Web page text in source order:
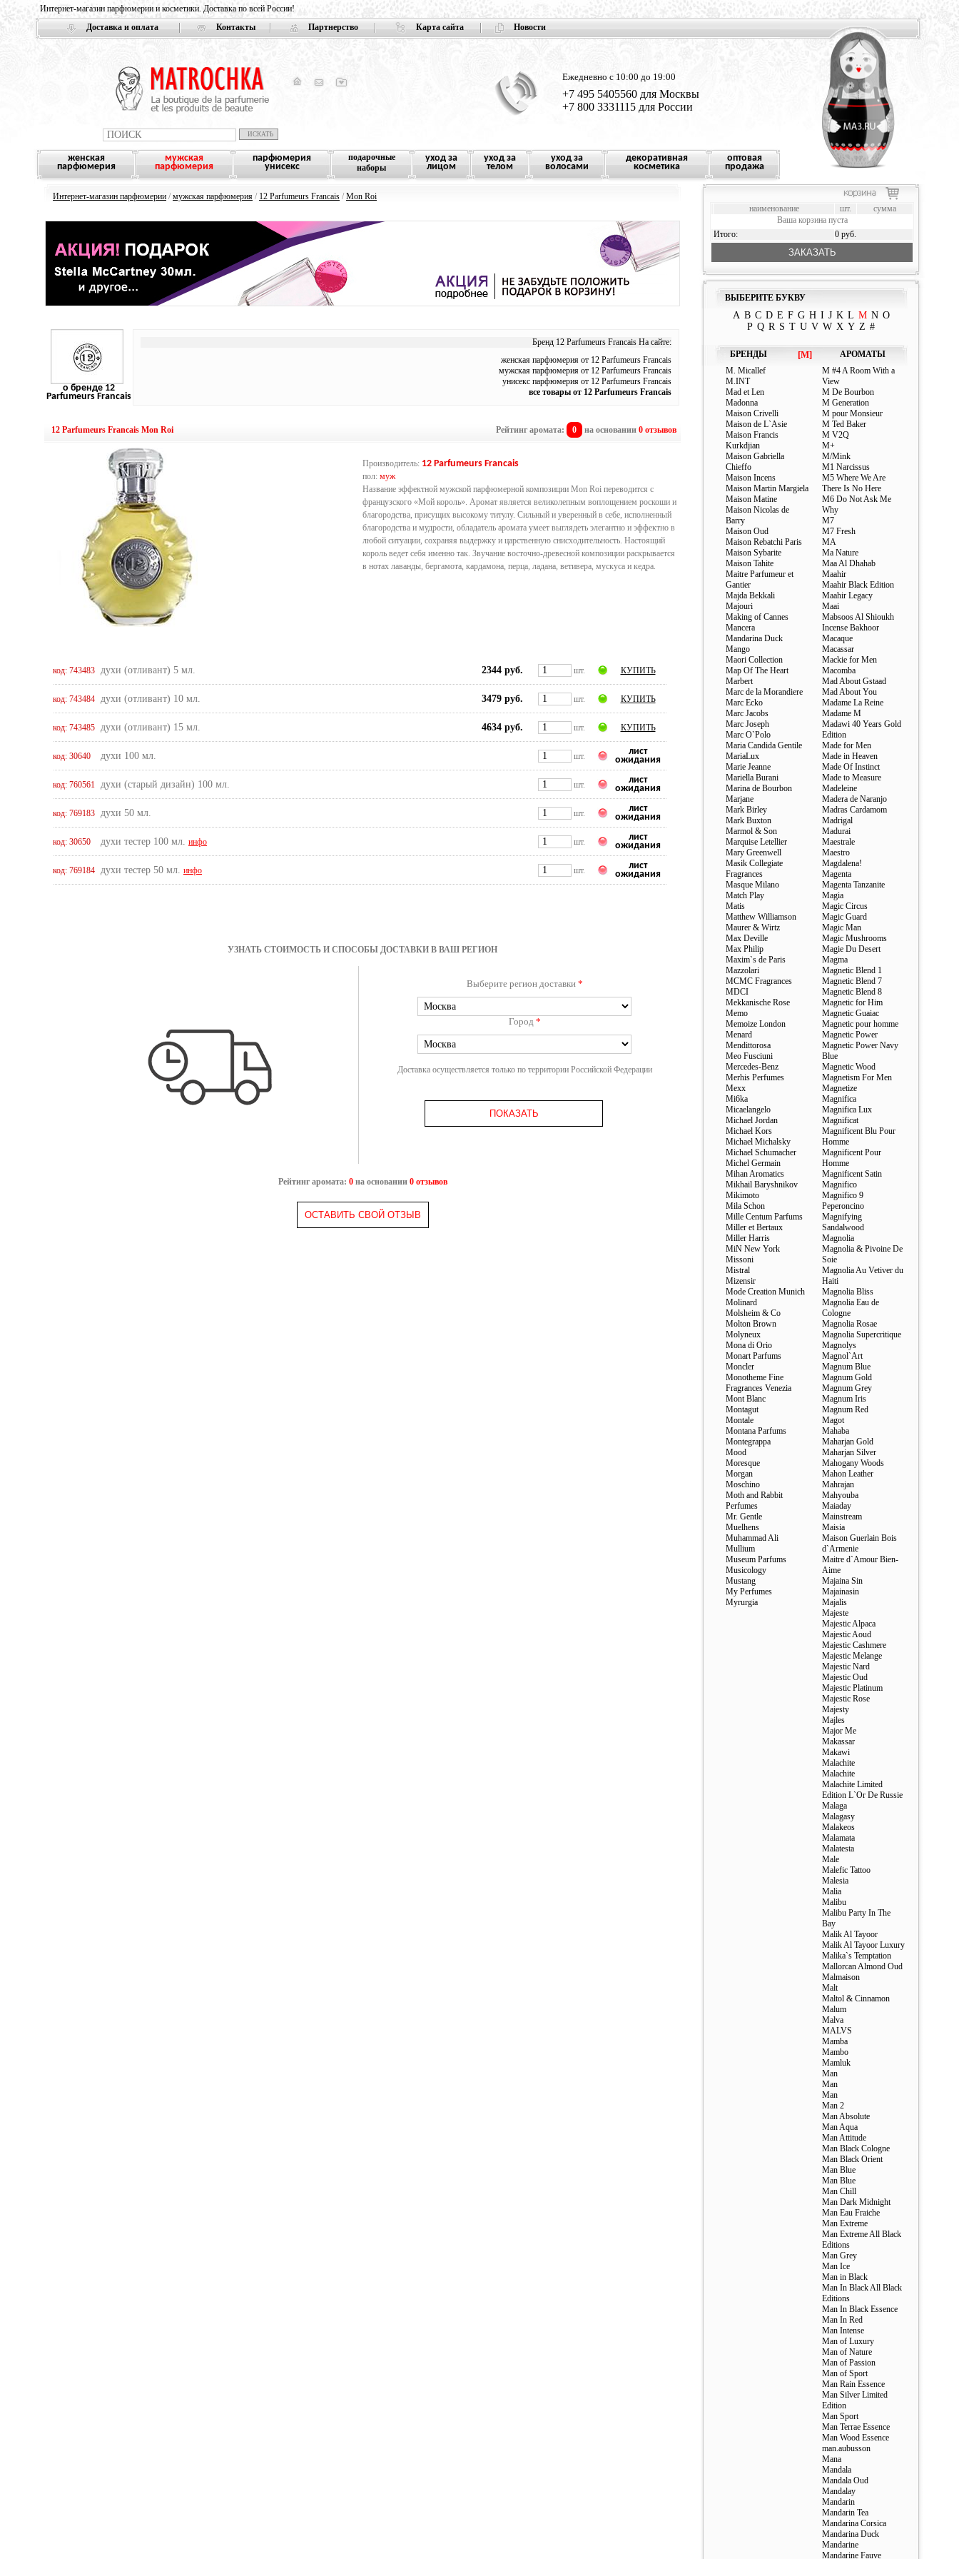
Интернет-магазин парфюмерии и косметики. Доставка по всей России!
Доставка и оплата
Контакты Партнерство Карта сайта Новости
Ежедневно с 10:00 до 19:00
+7 495 5405560 для Москвы
+7 800 3331115 для России
женская
парфюмерия
мужская
парфюмерия
парфюмерия
унисекс
подарочные
наборы
уход за
лицом
уход за
телом
уход за
волосами
декоративная
косметика
оптовая
продажа
Интернет-магазин парфюмерии /мужская парфюмерия / 12 Parfumeurs Francais /Mon Roi
о бренде 12
Parfumeurs Francais
Бренд 12 Parfumeurs Francais На сайте:
женская парфюмерия от 12 Parfumeurs Francais
мужская парфюмерия от 12 Parfumeurs Francais
унисекс парфюмерия от 12 Parfumeurs Francais
все товары от 12 Parfumeurs Francais
12 Parfumeurs Francais Mon Roi Рейтинг аромата: 0 на основании 0 отзывов
Производитель: 12 Parfumeurs Francais
пол: муж
Название эффектной мужской парфюмерной композиции Mon Roi переводится с
французского «Мой король». Аромат является великолепным воплощением роскоши и
благородства, присущих высокому титулу. Сильный и уверенный в себе, исполненный
благородства и мудрости, обладатель аромата умеет выглядеть элегантно и эффектно в
любой ситуации, сохраняя выдержку и царственную снисходительность. Настоящий
король ведет себя именно так. Звучание восточно-древесной композиции раскрывается
в нотах лаванды, бергамота, кардамона, перца, ладана, ветивера, мускуса и кедра.
код: 743483 духи (отливант) 5 мл. 2344 руб. шт. КУПИТЬ
код: 743484 духи (отливант) 10 мл. 3479 руб. шт. КУПИТЬ
код: 743485 духи (отливант) 15 мл. 4634 руб. шт. КУПИТЬ
код: 30640 духи 100 мл. шт.
лист
ожидания
код: 760561 духи (старый дизайн) 100 мл. шт.
лист
ожидания
код: 769183 духи 50 мл. шт.
лист
ожидания
код: 30650 духи тестер 100 мл. инфо шт.
лист
ожидания
код: 769184 духи тестер 50 мл. инфо шт.
лист
ожидания
УЗНАТЬ СТОИМОСТЬ И СПОСОБЫ ДОСТАВКИ В ВАШ РЕГИОН
Выберите регион доставки *
Город *
Доставка осуществляется только по территории Российской Федерации
ПОКАЗАТЬ
Рейтинг аромата: 0на основании 0 отзывов
ОСТАВИТЬ СВОЙ ОТЗЫВ
наименование шт.
сумма
Ваша корзина пуста
Итого:
0 руб.
ЗАКАЗАТЬ
ВЫБЕРИТЕ БУКВУ
A B C D E F G H I J K L M N O
P Q R S T U V W X Y Z #
БРЕНДЫ [M]
АРОМАТЫ
M. Micallef
M.INT
Mad et Len
Madonna
Maison Crivelli
Maison de L`Asie
Maison Francis
Kurkdjian
Maison Gabriella
Chieffo
Maison Incens
Maison Martin Margiela
Maison Matine
Maison Nicolas de
Barry
Maison Oud
Maison Rebatchi Paris
Maison Sybarite
Maison Tahite
Maitre Parfumeur et
Gantier
Majda Bekkali
Majouri
Making of Cannes
Mancera
Mandarina Duck
Mango
Maori Collection
Map Of The Heart
Marbert
Marc de la Morandiere
Marc Ecko
Marc Jacobs
Marc Joseph
Marc O`Polo
Maria Candida Gentile
MariaLux
Marie Jeanne
Mariella Burani
Marina de Bourbon
Marjane
Mark Birley
Mark Buxton
Marmol & Son
Marquise Letellier
Mary Greenwell
Masik Collegiate
Fragrances
Masque Milano
Match Play
Matis
Matthew Williamson
Maurer & Wirtz
Max Deville
Max Philip
Maxim`s de Paris
Mazzolari
MCMC Fragrances
MDCI
Mekkanische Rose
Memo
Memoize London
Menard
Mendittorosa
Meo Fusciuni
Mercedes-Benz
Merhis Perfumes
Mexx
Mi6ka
Micaelangelo
Michael Jordan
Michael Kors
Michael Michalsky
Michael Schumacher
Michel Germain
Mihan Aromatics
Mikhail Baryshnikov
Mikimoto
Mila Schon
Mille Centum Parfums
Miller et Bertaux
Miller Harris
MiN New York
Missoni
Mistral
Mizensir
Mode Creation Munich
Molinard
Molsheim & Co
Molton Brown
Molyneux
Mona di Orio
Monart Parfums
Moncler
Monotheme Fine
Fragrances Venezia
Mont Blanc
Montagut
Montale
Montana Parfums
Montegrappa
Mood
Moresque
Morgan
Moschino
Moth and Rabbit
Perfumes
Mr. Gentle
Muelhens
Muhammad Ali
Mullium
Museum Parfums
Musicology
Mustang
My Perfumes
Myrurgia
M #4 A Room With a
View
M De Bourbon
M Generation
M pour Monsieur
M Ted Baker
M V2Q
M+
M/Mink
M1 Narcissus
M5 Where We Are
There Is No Here
M6 Do Not Ask Me
Why
M7
M7 Fresh
MA
Ma Nature
Maa Al Dhahab
Maahir
Maahir Black Edition
Maahir Legacy
Maai
Mabsoos Al Shioukh
Incense Bakhoor
Macaque
Macassar
Mackie for Men
Macomba
Mad About Gstaad
Mad About You
Madame La Reine
Madame M
Madawi 40 Years Gold
Edition
Made for Men
Made in Heaven
Made Of Instinct
Made to Measure
Madeleine
Madera de Naranjo
Madras Cardamom
Madrigal
Madurai
Maestrale
Maestro
Magdalena!
Magenta
Magenta Tanzanite
Magia
Magic Circus
Magic Guard
Magic Man
Magic Mushrooms
Magie Du Desert
Magma
Magnetic Blend 1
Magnetic Blend 7
Magnetic Blend 8
Magnetic for Him
Magnetic Guaiac
Magnetic pour homme
Magnetic Power
Magnetic Power Navy
Blue
Magnetic Wood
Magnetism For Men
Magnetize
Magnifica
Magnifica Lux
Magnificat
Magnificent Blu Pour
Homme
Magnificent Pour
Homme
Magnificent Satin
Magnifico
Magnifico 9
Peperoncino
Magnifying
Sandalwood
Magnolia
Magnolia & Pivoine De
Soie
Magnolia Au Vetiver du
Haiti
Magnolia Bliss
Magnolia Eau de
Cologne
Magnolia Rosae
Magnolia Supercritique
Magnolys
Magnol`Art
Magnum Blue
Magnum Gold
Magnum Grey
Magnum Iris
Magnum Red
Magot
Mahaba
Maharjan Gold
Maharjan Silver
Mahogany Woods
Mahon Leather
Mahrajan
Mahyouba
Maiaday
Mainstream
Maisia
Maison Guerlain Bois
d`Armenie
Maitre d`Amour Bien-
Aime
Majaina Sin
Majainasin
Majalis
Majeste
Majestic Alpaca
Majestic Aoud
Majestic Cashmere
Majestic Melange
Majestic Nard
Majestic Oud
Majestic Platinum
Majestic Rose
Majesty
Majles
Major Me
Makassar
Makawi
Malachite
Malachite
Malachite Limited
Edition L`Or De Russie
Malaga
Malagasy
Malakeos
Malamata
Malatesta
Male
Malefic Tattoo
Malesia
Malia
Malibu
Malibu Party In The
Bay
Malik Al Tayoor
Malik Al Tayoor Luxury
Malika`s Temptation
Mallorcan Almond Oud
Malmaison
Malt
Maltol & Cinnamon
Malum
Malva
MALVS
Mamba
Mambo
Mamluk
Man
Man
Man
Man 2
Man Absolute
Man Aqua
Man Attitude
Man Black Cologne
Man Black Orient
Man Blue
Man Blue
Man Chill
Man Dark Midnight
Man Eau Fraiche
Man Extreme
Man Extreme All Black
Editions
Man Grey
Man Ice
Man in Black
Man In Black All Black
Editions
Man In Black Essence
Man In Red
Man Intense
Man of Luxury
Man of Nature
Man of Passion
Man of Sport
Man Rain Essence
Man Silver Limited
Edition
Man Sport
Man Terrae Essence
Man Wood Essence
man.aubusson
Mana
Mandala
Mandala Oud
Mandalay
Mandarin
Mandarin Tea
Mandarina Corsica
Mandarina Duck
Mandarine
Mandarine Fauve